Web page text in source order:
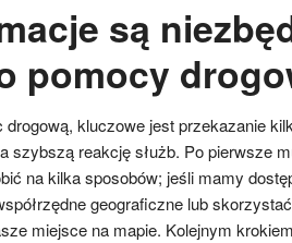
są
pomocy
kluczowe jest przekazanie
szybszą reakcję służb. Po pierwsze
na kilka sposobów; jeśli mamy
geograficzne lub
miejsce na mapie. Kolejnym